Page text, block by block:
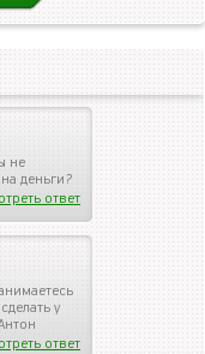
не
деньги?
ответ
у
ответ